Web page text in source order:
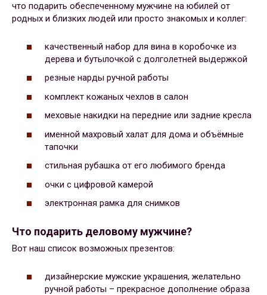
что подарить обеспеченному мужчине на юбилей от
родных и близких людей или просто знакомых и коллег:
качественный набор для вина в коробочке из
дерева и бутылочкой с долголетней выдержкой
резные нарды ручной работы
комплект кожаных чехлов в салон
меховые накидки на передние или задние кресла
именной махровый халат для дома и объёмные
тапочки
стильная рубашка от его любимого бренда
очки с цифровой камерой
электронная рамка для снимков
Что подарить деловому мужчине?
Вот наш список возможных презентов:
дизайнерские мужские украшения, желательно
ручной работы – прекрасное дополнение образа